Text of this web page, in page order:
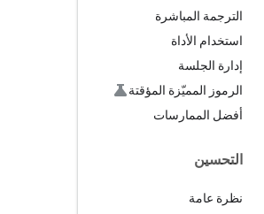
الترجمة المباشرة
استخدام الأداة
إدارة الجلسة
الرموز المميّزة المؤقتة
أفضل الممارسات
التحسين
نظرة عامة